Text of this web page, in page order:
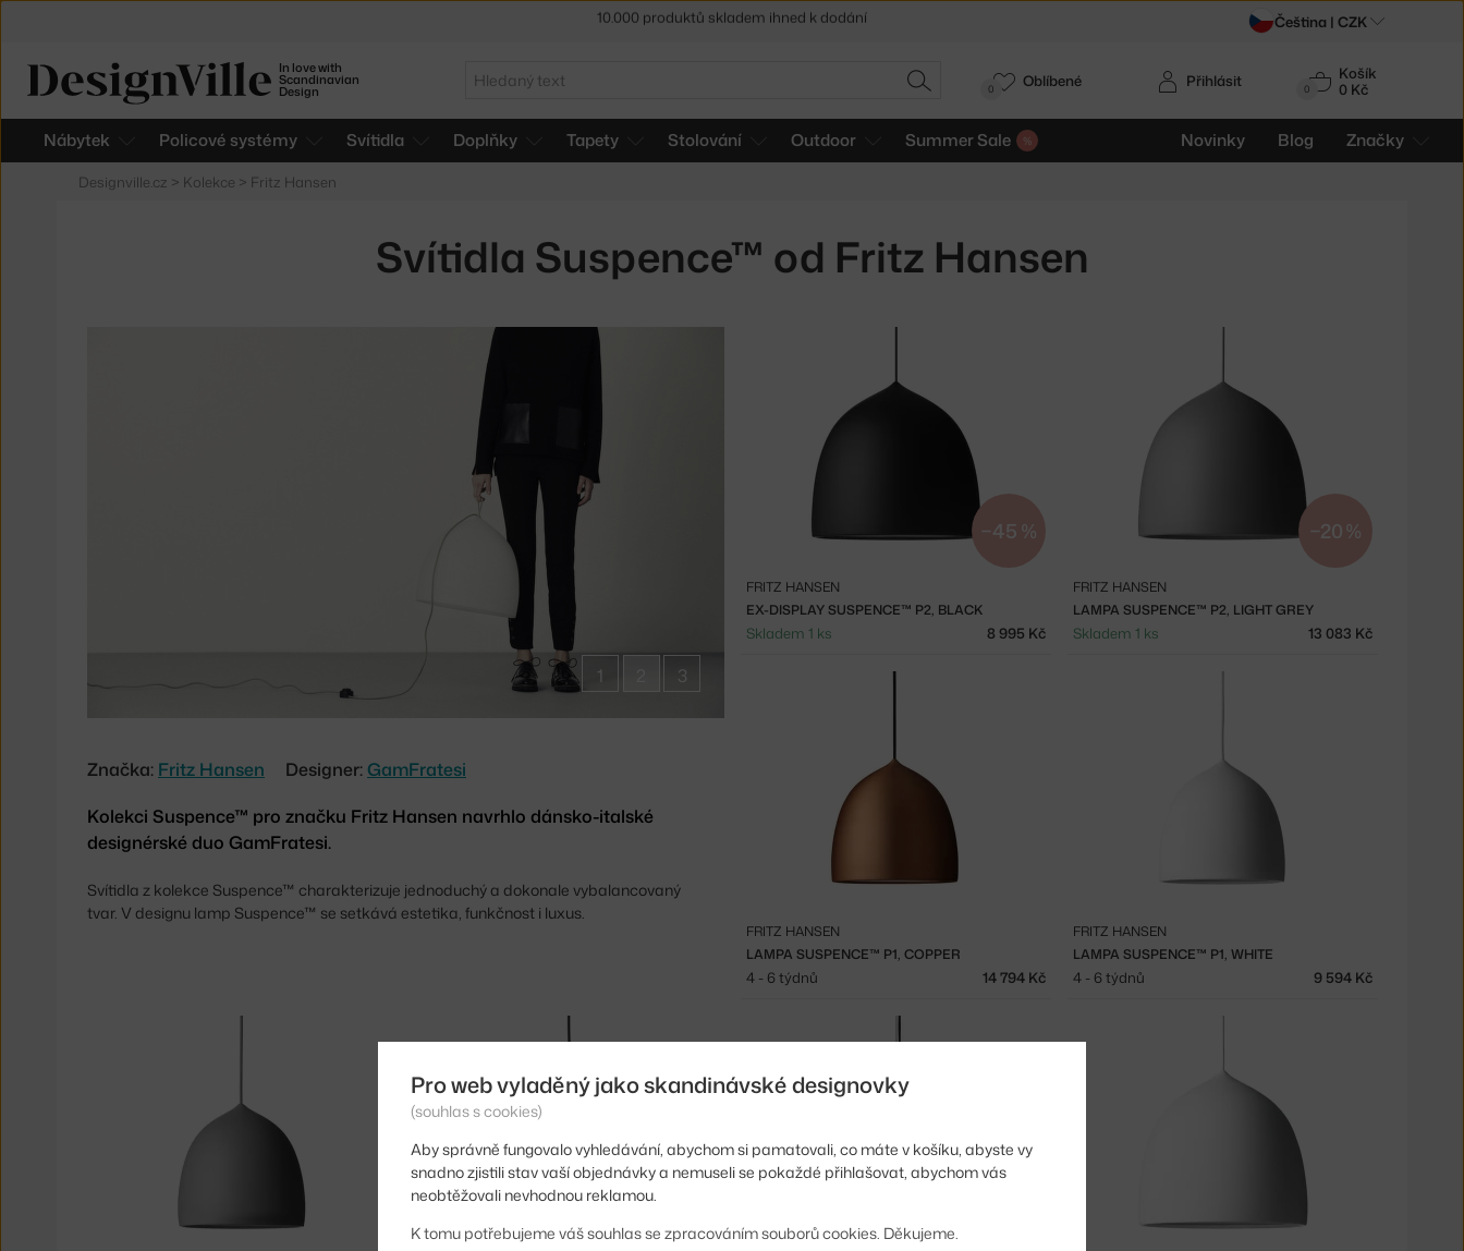
In love with
Scandinavian
Design
Hledat
HLEDAT 0
Košík
0 Kč
Nábytek Policové systémy Svítidla Doplňky Tapety Stolování Outdoor Summer Sale Novinky Blog Značky
Přihlásit
0 Oblíbené
Designville.cz > Kolekce > Fritz Hansen
Svítidla Suspence™ od Fritz Hansen
1 3
Značka: Fritz Hansen Designer:GamFratesi
Kolekci Suspence™ pro značku Fritz Hansen navrhlo dánsko-italské
designérské duo GamFratesi.
Svítidla z kolekce Suspence™ charakterizuje jednoduchý a dokonale vybalancovaný
tvar. V designu lamp Suspence™ se setkává estetika, funkčnost i luxus.
−45 %
EX-DISPLAY SUSPENCE™ P2, BLACK
FRITZ HANSEN
Skladem 1 ks 8 995 Kč
−20 %
LAMPA SUSPENCE™ P2, LIGHT GREY
FRITZ HANSEN
Skladem 1 ks 13 083 Kč
LAMPA SUSPENCE™ P1, COPPER
FRITZ HANSEN
4 - 6 týdnů 14 794 Kč
LAMPA SUSPENCE™ P1, WHITE
FRITZ HANSEN
4 - 6 týdnů 9 594 Kč
Sleva 5 % pro odběratele newsletteru Čeština | CZK
Pro web vyladěný jako skandinávské designovky
(souhlas s cookies)
Aby správně fungovalo vyhledávání, abychom si pamatovali, co máte v košíku, abyste vy
snadno zjistili stav vaší objednávky a nemuseli se pokaždé přihlašovat, abychom vás
neobtěžovali nevhodnou reklamou.
K tomu potřebujeme váš souhlas se zpracováním souborů cookies. Děkujeme.